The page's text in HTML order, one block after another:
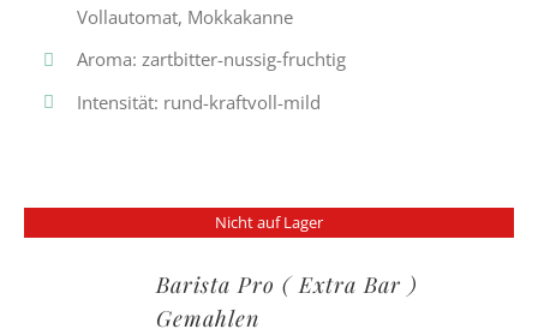
Vollautomat, Mokkakanne
Aroma: zartbitter-nussig-fruchtig
Intensität: rund-kraftvoll-mild
Nicht auf Lager
Barista Pro ( Extra Bar )
Gemahlen